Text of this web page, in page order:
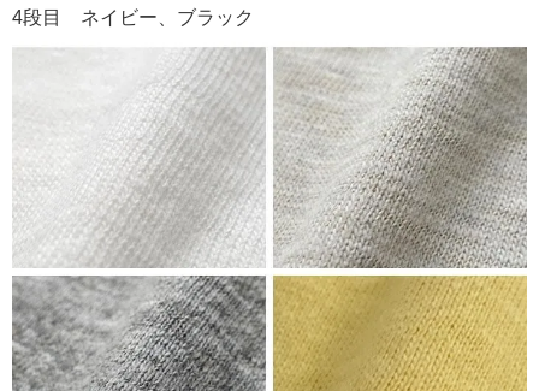
4段目 ネイビー、ブラック